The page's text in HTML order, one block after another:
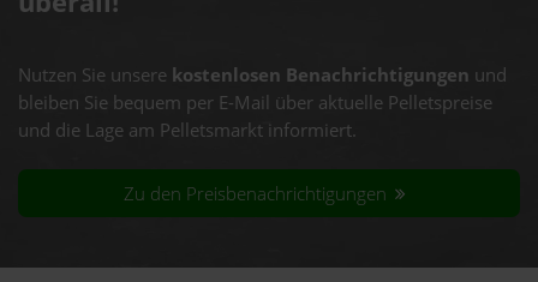
Nutzen Sie unsere kostenlosen Benachrichtigungen und
bleiben Sie bequem per E-Mail über aktuelle Pelletspreise
und die Lage am Pelletsmarkt informiert.
Zu den Preisbenachrichtigungen